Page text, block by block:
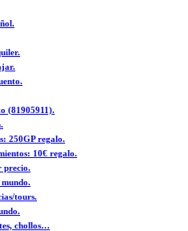
(81905911).
250GP regalo.
10€ regalo.
precio.
tours.
chollos…